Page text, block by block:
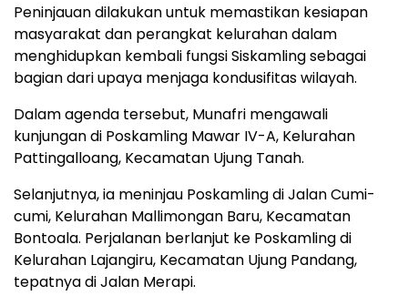
Peninjauan dilakukan untuk memastikan kesiapan
masyarakat dan perangkat kelurahan dalam
menghidupkan kembali fungsi Siskamling sebagai
bagian dari upaya menjaga kondusifitas wilayah.
Dalam agenda tersebut, Munafri mengawali
kunjungan di Poskamling Mawar IV-A, Kelurahan
Pattingalloang, Kecamatan Ujung Tanah.
Selanjutnya, ia meninjau Poskamling di Jalan Cumi-
cumi, Kelurahan Mallimongan Baru, Kecamatan
Bontoala. Perjalanan berlanjut ke Poskamling di
Kelurahan Lajangiru, Kecamatan Ujung Pandang,
tepatnya di Jalan Merapi.